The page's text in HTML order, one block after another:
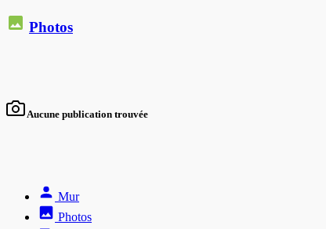
Photos
Aucune publication trouvée
Mur
Photos